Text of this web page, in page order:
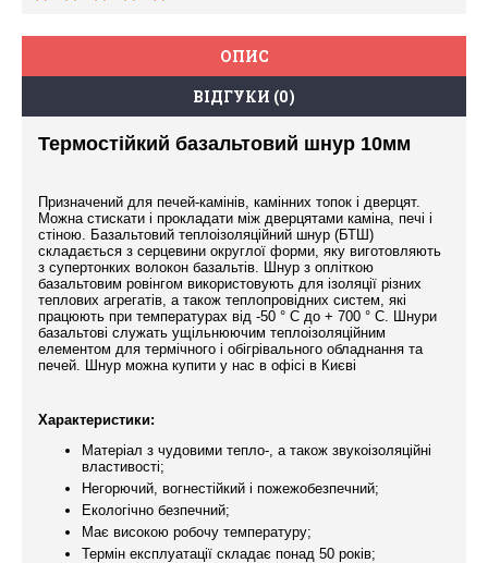
ОПИС
ВІДГУКИ (0)
Термостійкий базальтовий шнур 10мм
Призначений для печей-камінів, камінних топок і дверцят.
Можна стискати і прокладати між дверцятами каміна, печі і
стіною. Базальтовий теплоізоляційний шнур (БТШ)
складається з серцевини округлої форми, яку виготовляють
з супертонких волокон базальтів. Шнур з опліткою
базальтовим ровінгом використовують для ізоляції різних
теплових агрегатів, а також теплопровідних систем, які
працюють при температурах від -50 ° С до + 700 ° С. Шнури
базальтові служать ущільнюючим теплоізоляційним
елементом для термічного і обігрівального обладнання та
печей. Шнур можна купити у нас в офісі в Києві
Характеристики:
Матеріал з чудовими тепло-, а також звукоізоляційні
властивості;
Негорючий, вогнестійкий і пожежобезпечний;
Екологічно безпечний;
Має високою робочу температуру;
Термін експлуатації складає понад 50 років;